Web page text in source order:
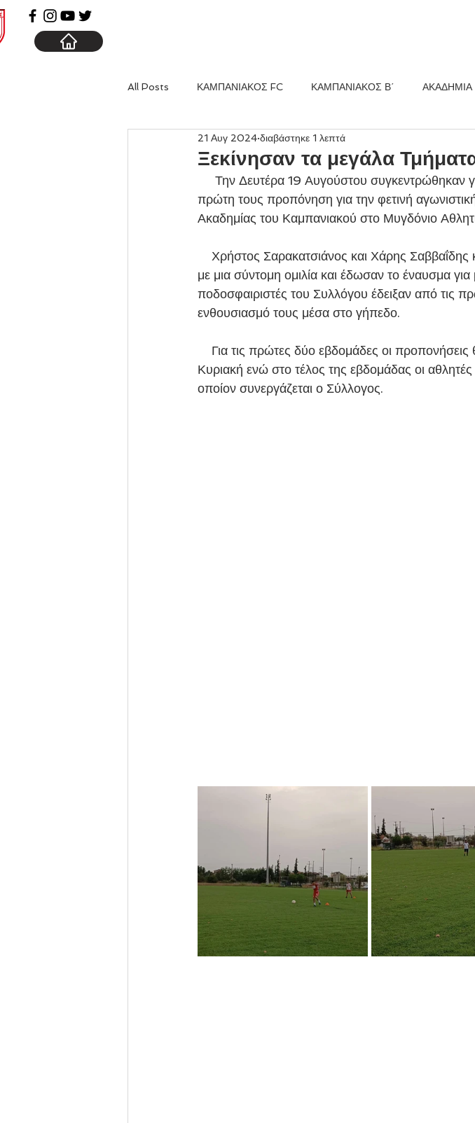
All Posts ΚΑΜΠΑΝΙΑΚΟΣ FC ΚΑΜΠΑΝΙΑΚΟΣ Β΄
Ξεκίνησαν τα μεγάλα
21 Αυγ 2024 διαβάστηκε 1 λεπτά
πρώτη τους προπόνηση για την φετινή
Ακαδημίας του Καμπανιακού στο Μυγδόνιο
με μια σύντομη ομιλία και έδωσαν το έναυσμα
ποδοσφαιριστές του Συλλόγου έδειξαν από τις
ενθουσιασμό τους μέσα στο γήπεδο.
Κυριακή ενώ στο τέλος της εβδομάδας οι
οποίον συνεργάζεται ο Σύλλογος.